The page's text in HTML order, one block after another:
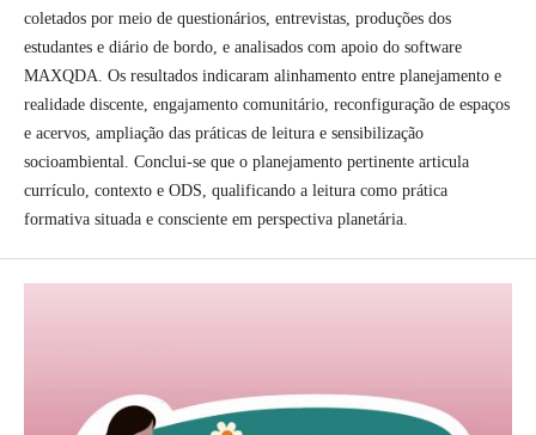
coletados por meio de questionários, entrevistas, produções dos
estudantes e diário de bordo, e analisados com apoio do software
MAXQDA. Os resultados indicaram alinhamento entre planejamento e
realidade discente, engajamento comunitário, reconfiguração de espaços
e acervos, ampliação das práticas de leitura e sensibilização
socioambiental. Conclui-se que o planejamento pertinente articula
currículo, contexto e ODS, qualificando a leitura como prática
formativa situada e consciente em perspectiva planetária.